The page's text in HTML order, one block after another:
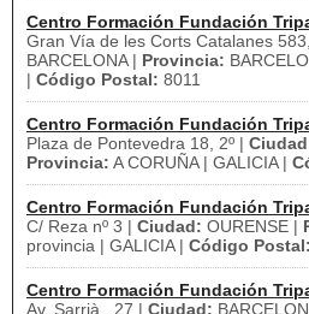
Centro Formación Fundación
Gran Vía de les Corts Catalanes
BARCELONA | Provincia:
| Código Postal: 8011
Centro Formación Fundación
Plaza de Pontevedra 18, 2º |
Provincia: A CORUÑA | GALICIA |
Centro Formación Fundación
C/ Reza nº 3 | Ciudad: OURENSE |
provincia | GALICIA | Código Postal:
Centro Formación Fundación
Av. Sarrià , 27 | Ciudad: